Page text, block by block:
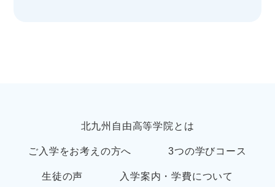
北九州自由高等学院とは
ご入学をお考えの方へ 3つの学びコース
生徒の声 入学案内・学費について